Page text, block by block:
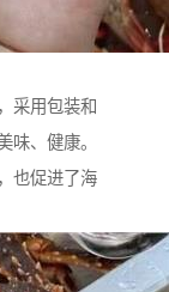
采用包装和
味、健康。
也促进了海